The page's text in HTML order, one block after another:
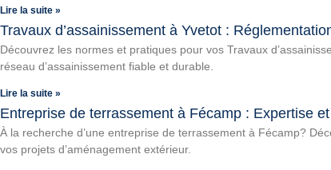
Lire la suite »
Travaux d’assainissement à Yvetot :
Découvrez les normes et pratiques pour vos Travaux
réseau d’assainissement fiable et durable.
Lire la suite »
Entreprise de terrassement à Fécamp : Expertise
À la recherche d’une entreprise de terrassement à Fécamp?
vos projets d’aménagement extérieur.